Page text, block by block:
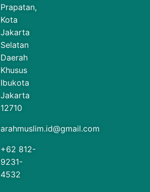
Prapatan,
Kota
Jakarta
Selatan
Daerah
Khusus
Ibukota
Jakarta
12710
arahmuslim.id@gmail.com
+62 812-
9231-
4532